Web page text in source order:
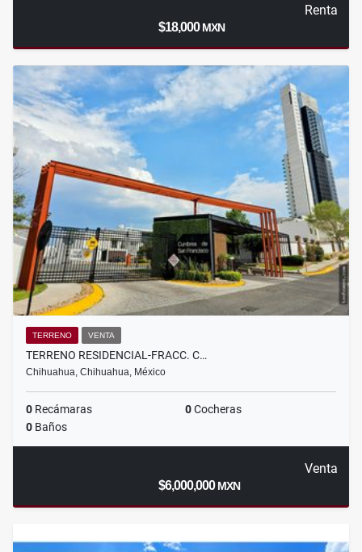
Renta
$18,000MXN
TERRENO VENTA
TERRENO RESIDENCIAL-FRACC. C…
Chihuahua, Chihuahua, México
0 Recámaras 0Cocheras
0 Baños
Venta
$6,000,000MXN